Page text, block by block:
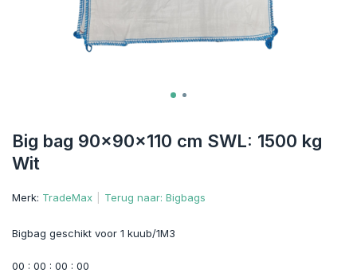
Big bag 90x90x110 cm SWL: 1500 kg
Wit
Merk: TradeMax Terug naar: Bigbags
Bigbag geschikt voor 1 kuub/1M3
00 : 00 : 00 : 00